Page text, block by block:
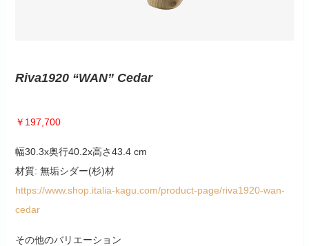
Riva1920 “WAN” Cedar
￥197,700
幅30.3x奥行40.2x高さ43.4 cm
材質: 無垢シダー(杉)材
https://www.shop.italia-kagu.com/product-page/riva1920-wan-
cedar
その他のバリエーション